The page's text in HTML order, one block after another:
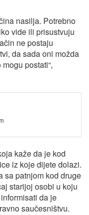
nasilja. Potrebno
vide ili prisustvuju
ne postaju
da sada oni možda
postati“,
kaže da je kod
iz koje dijete dolazi.
sa patnjom kod druge
starijoj osobi u koju
da je
saučesništvu.